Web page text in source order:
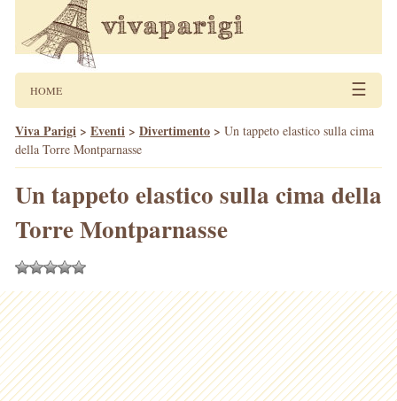
HOME ☰
Viva Parigi > Eventi > Divertimento > Un tappeto elastico sulla cima
della Torre Montparnasse
Un tappeto elastico sulla cima della
Torre Montparnasse